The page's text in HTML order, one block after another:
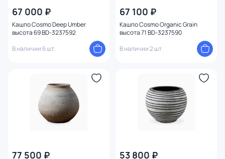
67 000 ₽
Кашпо Cosmo Deep Umber
высота 69 BD-3237592
В наличии 6 шт.
67 100 ₽
Кашпо Cosmo Organic Grain
высота 71 BD-3237590
В наличии 2 шт.
77 500 ₽ 53 800 ₽